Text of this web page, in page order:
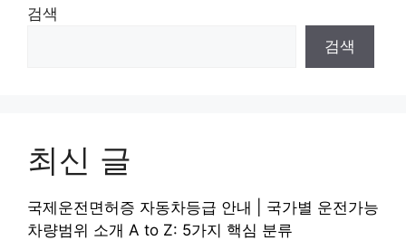
검색
검색
최신 글
국제운전면허증 자동차등급 안내 | 국가별 운전가능
차량범위 소개 A to Z: 5가지 핵심 분류